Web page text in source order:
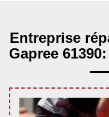
Entreprise
Gapree